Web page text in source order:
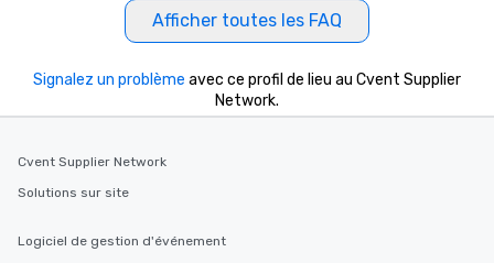
Afficher toutes les FAQ
Signalez un problème avec ce profil de lieu au Cvent Supplier
Network.
Cvent Supplier Network
Solutions sur site
Logiciel de gestion d'événement